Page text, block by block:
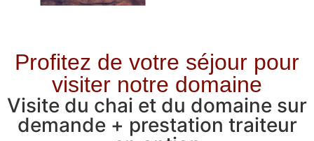
Profitez de votre séjour pour
visiter notre domaine
Visite du chai et du domaine sur
demande + prestation traiteur